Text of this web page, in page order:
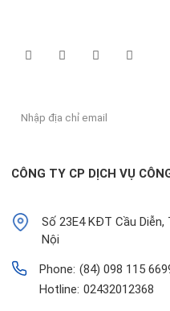
CÔNG TY CP DỊCH VỤ
Số 23E4 KĐT Cầu Diễn,
Nội
Phone: (84) 098 115
Hotline: 02432012368